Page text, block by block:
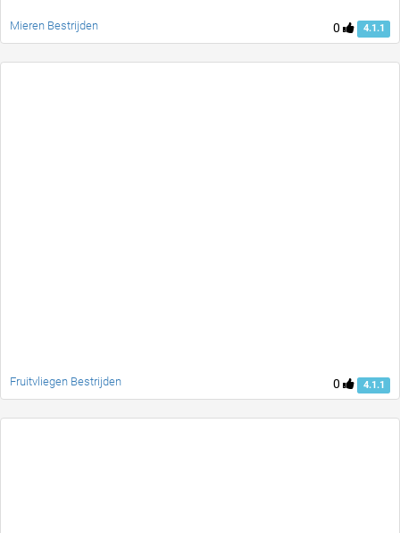
0 4.1.1
Mieren Bestrijden
0 4.1.1
Fruitvliegen Bestrijden